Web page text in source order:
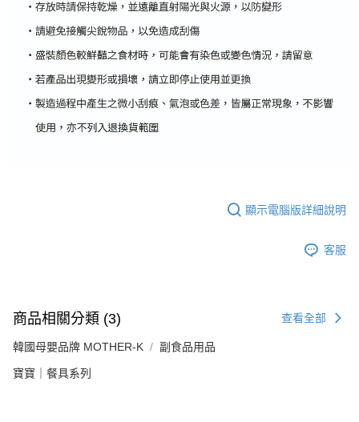
顯示電腦版詳細說明
客服
商品相關分類 (3) 查看全部
韓國母嬰品牌 MOTHER-K 副食品用品
寶寶｜餐具系列